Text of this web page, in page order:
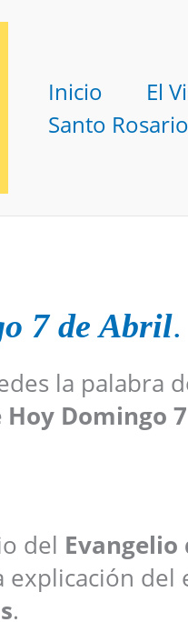
Inicio El
Santo Rosario
7 de Abril.
la palabra
Hoy Domingo
del Evangelio
del
.